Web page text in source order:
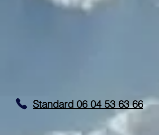
Standard 06 04 53 63 66